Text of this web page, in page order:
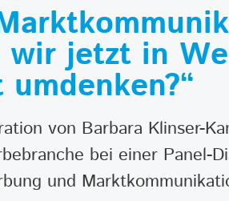
wir jetzt in
von Barbara Klinser-
bei einer Panel-
und